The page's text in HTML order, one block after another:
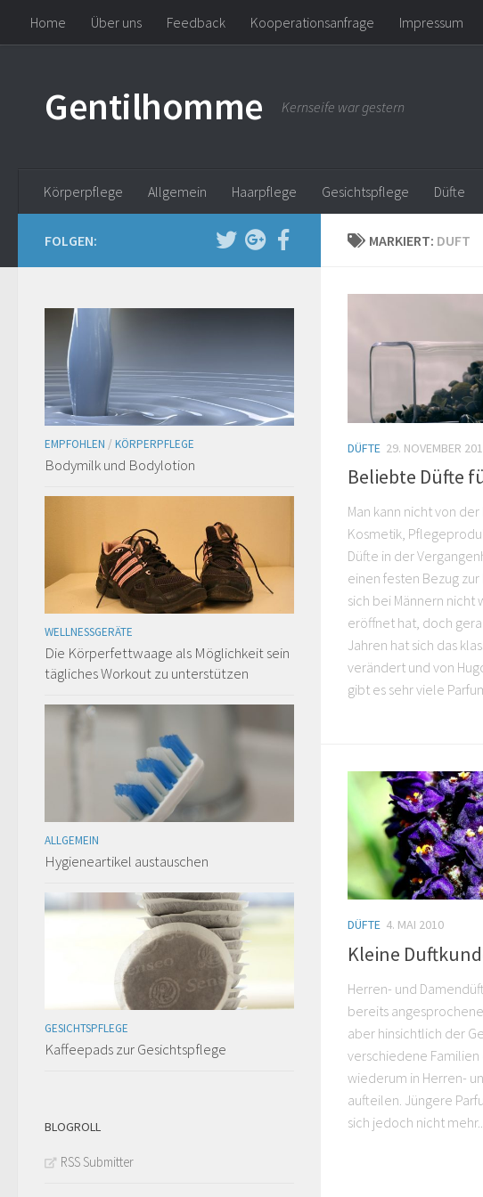
Home Über uns Feedback Kooperationsanfrage Impressum
Gentilhomme Kernseife war gestern
Körperpflege Allgemein Haarpflege Gesichtspflege Düfte
MARKIERT: DUFT
DÜFTE 29. NOVEMBER
Beliebte Düfte
Man kann nicht von
Kosmetik,
Düfte in der
einen festen Bezug
sich bei Männern nicht
eröffnet hat, doch
Jahren hat sich das
verändert und von
gibt es sehr viele
DÜFTE 4. MAI 2010
Kleine
Herren- und
bereits
aber hinsichtlich der
verschiedene
wiederum in Herren-
aufteilen. Jüngere
sich jedoch nicht mehr...
FOLGEN:
EMPFOHLEN / KÖRPERPFLEGE
Bodymilk und Bodylotion
WELLNESSGERÄTE
Die Körperfettwaage als Möglichkeit sein
tägliches Workout zu unterstützen
ALLGEMEIN
Hygieneartikel austauschen
GESICHTSPFLEGE
Kaffeepads zur Gesichtspflege
BLOGROLL
RSS Submitter